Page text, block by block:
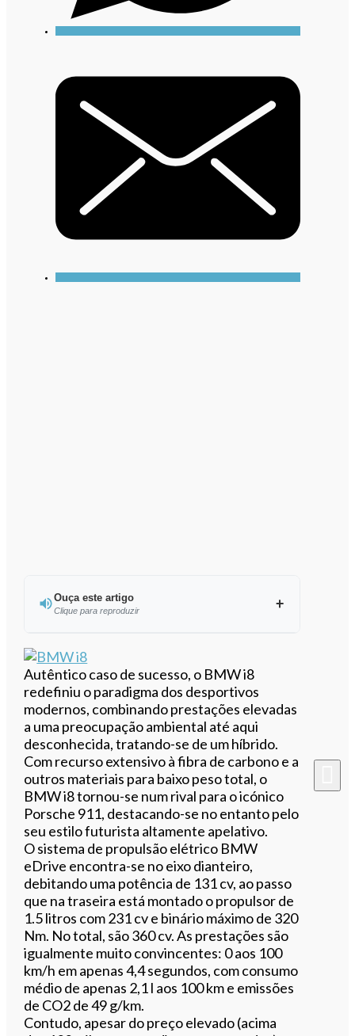
Ouça este artigo
Clique para reproduzir
Autêntico caso de sucesso, o BMW i8
redefiniu o paradigma dos desportivos
modernos, combinando prestações elevadas
a uma preocupação ambiental até aqui
desconhecida, tratando-se de um híbrido.
Com recurso extensivo à fibra de carbono e a
outros materiais para baixo peso total, o
BMW i8 tornou-se num rival para o icónico
Porsche 911, destacando-se no entanto pelo
seu estilo futurista altamente apelativo.
O sistema de propulsão elétrico BMW
eDrive encontra-se no eixo dianteiro,
debitando uma potência de 131 cv, ao passo
que na traseira está montado o propulsor de
1.5 litros com 231 cv e binário máximo de 320
Nm. No total, são 360 cv. As prestações são
igualmente muito convincentes: 0 aos 100
km/h em apenas 4,4 segundos, com consumo
médio de apenas 2,1 l aos 100 km e emissões
de CO2 de 49 g/km.
Contudo, apesar do preço elevado (acima